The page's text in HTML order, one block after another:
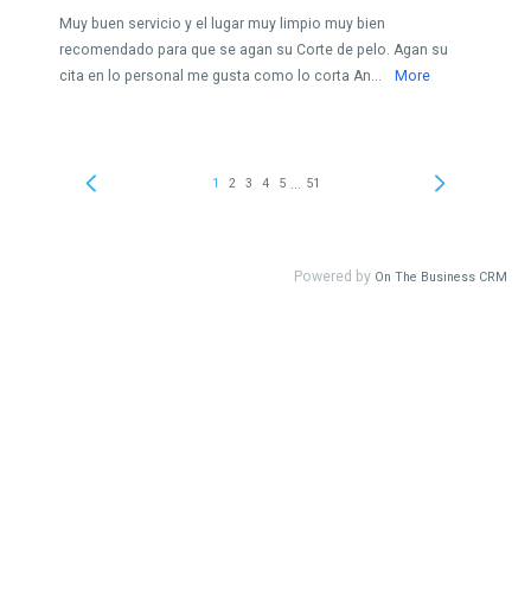
Muy buen servicio y el lugar muy limpio muy bien
recomendado para que se agan su Corte de pelo. Agan su
cita en lo personal me gusta como lo corta An...
More
1 2 3 4 5 51
Powered by On The Business CRM